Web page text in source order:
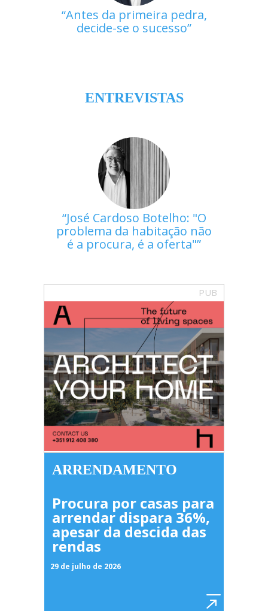
Antes da primeira pedra,
decide-se o sucesso
ENTREVISTAS
José Cardoso Botelho: "O
problema da habitação não
é a procura, é a oferta"
PUB
ARRENDAMENTO
Procura por casas para
arrendar dispara 36%,
apesar da descida das
rendas
29 de julho de 2026